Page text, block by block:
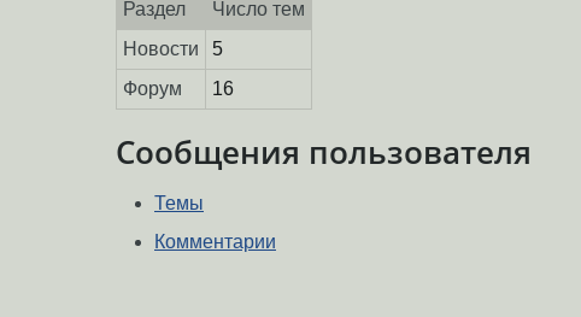
Раздел
Число тем
Новости
5
Форум
16
Сообщения пользователя
Темы
Комментарии